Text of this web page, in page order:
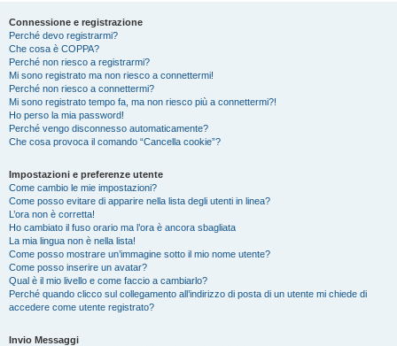
Connessione e registrazione
Perché devo registrarmi?
Che cosa è COPPA?
Perché non riesco a registrarmi?
Mi sono registrato ma non riesco a connettermi!
Perché non riesco a connettermi?
Mi sono registrato tempo fa, ma non riesco più a connettermi?!
Ho perso la mia password!
Perché vengo disconnesso automaticamente?
Che cosa provoca il comando “Cancella cookie”?
Impostazioni e preferenze utente
Come cambio le mie impostazioni?
Come posso evitare di apparire nella lista degli utenti in linea?
L’ora non è corretta!
Ho cambiato il fuso orario ma l’ora è ancora sbagliata
La mia lingua non è nella lista!
Come posso mostrare un’immagine sotto il mio nome utente?
Come posso inserire un avatar?
Qual è il mio livello e come faccio a cambiarlo?
Perché quando clicco sul collegamento all’indirizzo di posta di un utente mi chiede di
accedere come utente registrato?
Invio Messaggi